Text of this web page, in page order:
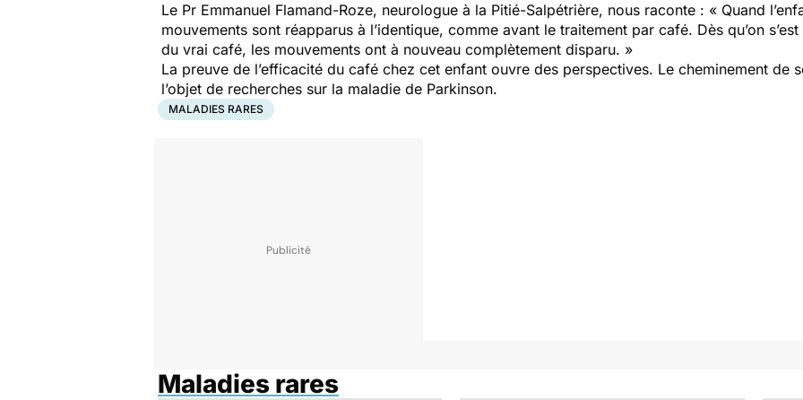
Le Pr Emmanuel Flamand-Roze, neurologue à la Pitié-Salpétrière, nous raconte : « Quand
mouvements sont réapparus à l’identique, comme avant le traitement par café. Dès qu’on
du vrai café, les mouvements ont à nouveau complètement disparu. »
La preuve de l’efficacité du café chez cet enfant ouvre des perspectives. Le cheminement de
l’objet de recherches sur la maladie de Parkinson.
MALADIES RARES
Maladies rares